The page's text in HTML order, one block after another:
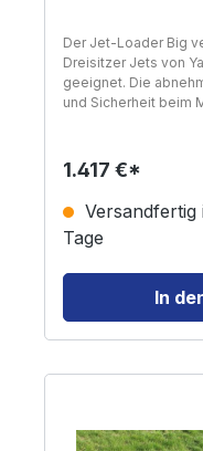
Der Jet-Loader Big
Dreisitzer Jets von
geeignet. Die
und Sicherheit beim
erleichtern das
während das
rangieren des
hat mit seiner 13-
Schwerpunkt sowie
hier für eine
Loader Big bietet
Kombination aus
100 km/h
zulässige
1.417 €*
Versandfertig
Tage
In